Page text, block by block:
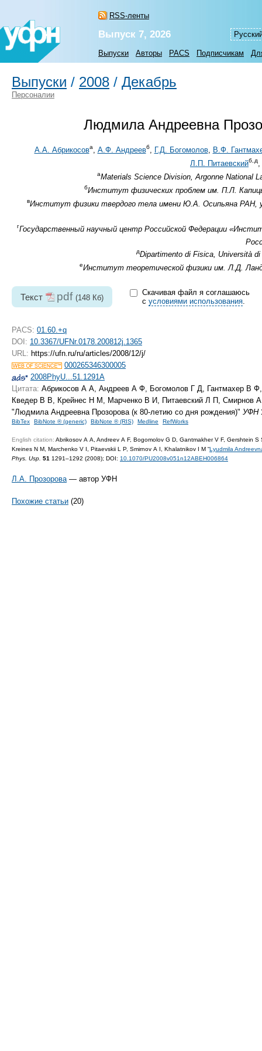
RSS-ленты
Выпуск 7, 2026
Выпуски Авторы PACS Подписчикам
Выпуски / 2008 / Декабрь
Персоналии
Людмила Андреевна
А.А. Абрикосова, А.Ф. Андреевб, Г.Д. Богомолов, В.Ф.
Л.П. Питаевскийб, д,
аMaterials Science Division, Argonne National
бИнститут физических проблем им. П.Л.
вИнститут физики твердого тела имени Ю.А. Осипьяна РАН,
гГосударственный научный центр Российской Федерации
дDipartimento di Fisica, Università
еИнститут теоретической физики им. Л.Д.
Текст pdf (148 Кб)
Скачивая файл я соглашаюсь
с условиями использования.
PACS: 01.60.+q
DOI: 10.3367/UFNr.0178.200812j.1365
URL: https://ufn.ru/ru/articles/2008/12/j/
000265346300005
2008PhyU...51.1291A
Цитата: Абрикосов А А, Андреев А Ф, Богомолов Г Д, Гантмахер В
Кведер В В, Крейнес Н М, Марченко В И, Питаевский Л П, Смирнов
"Людмила Андреевна Прозорова (к 80-летию со дня рождения)" УФН
BibTex BibNote ® (generic) BibNote ® (RIS) Medline RefWorks
English citation: Abrikosov A A, Andreev A F, Bogomolov G D, Gantmakher V F, Gershtein
Kreines N M, Marchenko V I, Pitaevskii L P, Smirnov A I, Khalatnikov I M “Lyudmila
Phys. Usp. 51 1291–1292 (2008); DOI: 10.1070/PU2008v051n12ABEH006864
Л.А. Прозорова— автор УФН
Похожие статьи (20)